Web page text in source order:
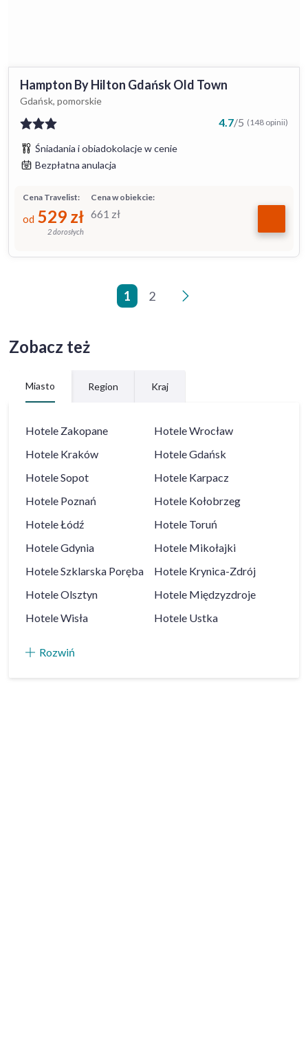
Hampton By Hilton Gdańsk Old Town
Gdańsk, pomorskie
4.7/5 (148 opinii)
Śniadania i obiadokolacje w cenie
Bezpłatna anulacja
Cena w obiekcie:
661 zł
Cena Travelist:
od 529 zł
2 dorosłych
1 2
>
Zobacz też
Miasto Region Kraj
Hotele Zakopane HoteleWrocław
Hotele Kraków HoteleGdańsk
HoteleSopot Hotele Karpacz
Hotele Poznań Hotele Kołobrzeg
HoteleŁódź Hotele Toruń
HoteleGdynia Hotele Mikołajki
HoteleSzklarska Poręba Hotele Krynica-Zdrój
HoteleOlsztyn Hotele Międzyzdroje
HoteleWisła Hotele Ustka
Rozwiń